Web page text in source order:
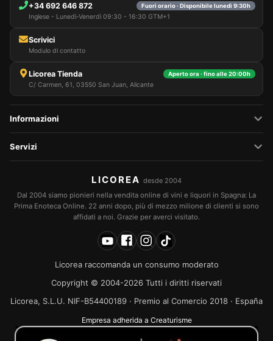
+34 692 646 872 Fuori orario · Disponibile lunedì 9:30h
Inglese - Lunedì-Venerdì 09:30 - 16:30 GTM+1
Scrivici
Modulo di contatto
Licorea Tienda Aperto ora · fino alle 20:00h
C/ Carmen, 61, 03550 San Juan, Alicante
Informazioni
Servizi
LICOREA desde 2004
Dal 2004 siamo pionieri nella vendita online di vini e liquori in Spagna: La
Prima Enoteca Online. 22 anni dopo, più di mezzo milione di clienti si sono
affidati a noi. Grazie per averci visitato.
Licorea raccomanda un consumo moderato
Copyright © 2004-2026 Tutti i diritti riservati
Licorea, S.L.U. NIF-B54400189 · Premio al Comercio 2018 · España
Empresa adherida a Creaturisme